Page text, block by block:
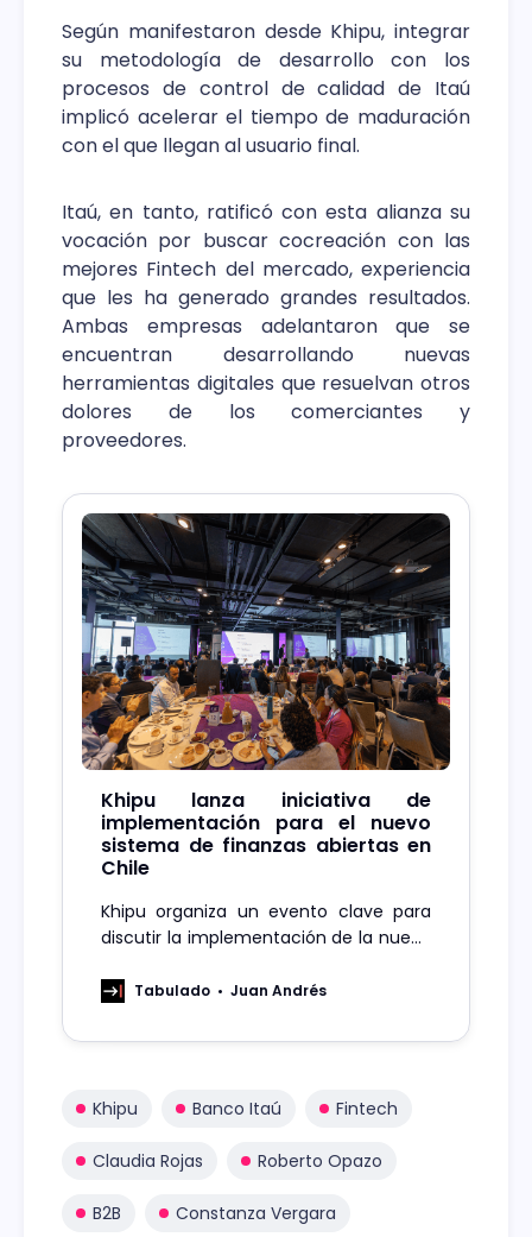
Según manifestaron desde Khipu, integrar
su metodología de desarrollo con los
procesos de control de calidad de Itaú
implicó acelerar el tiempo de maduración
con el que llegan al usuario final.
Itaú, en tanto, ratificó con esta alianza su
vocación por buscar cocreación con las
mejores Fintech del mercado, experiencia
que les ha generado grandes resultados.
Ambas empresas adelantaron que se
encuentran desarrollando nuevas
herramientas digitales que resuelvan otros
dolores de los comerciantes y
proveedores.
Khipu lanza iniciativa de
implementación para el nuevo
sistema de finanzas abiertas en
Chile
Khipu organiza un evento clave para
discutir la implementación de la nueva
Abiertas en Chile.
Tabulado Juan Andrés
Khipu Banco Itaú Fintech
Claudia Rojas Roberto Opazo
B2B Constanza Vergara